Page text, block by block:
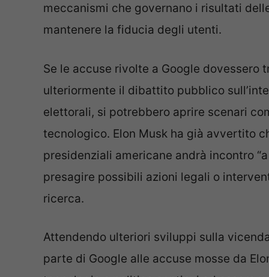
meccanismi che governano i risultati
mantenere la fiducia degli utenti.
Se le accuse rivolte a Google dovessero
ulteriormente il dibattito pubblico
elettorali, si potrebbero aprire scenari
tecnologico. Elon Musk ha già avvertito
presidenziali americane andrà incontro
presagire possibili azioni legali o
ricerca.
Attendendo ulteriori sviluppi sulla
parte di Google alle accuse mosse da